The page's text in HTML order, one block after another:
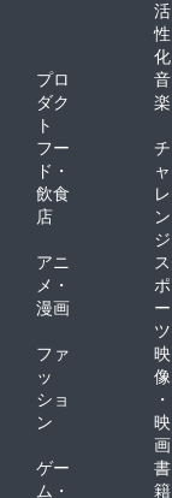
活
性
化
プロ
ダク
ト
音
楽
フー
ド・
飲食
店
チ
ャ
レ
ン
ジ
アニ
メ・
漫画
ス
ポ
ー
ツ
ファ
ッ
ショ
ン
映
像
・
映
画
ゲー
ム・
書
籍